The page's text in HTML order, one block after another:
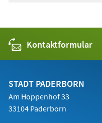
Kontaktformular
STADT PADERBORN
Am Hoppenhof 33
33104 Paderborn